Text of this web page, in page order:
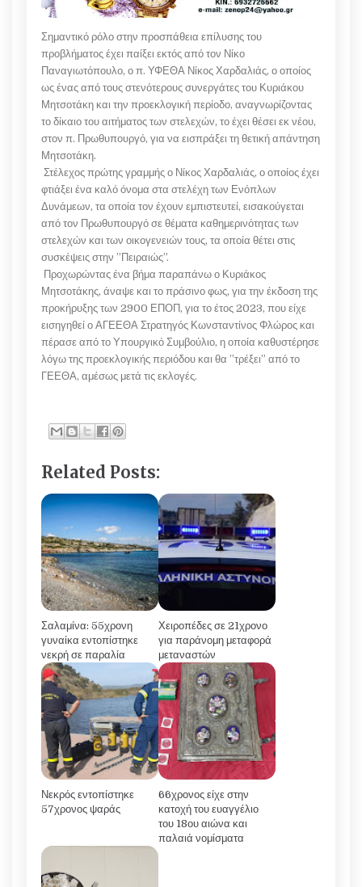
Σημαντικό ρόλο στην προσπάθεια επίλυσης του
προβλήματος έχει παίξει εκτός από τον Νίκο
Παναγιωτόπουλο, ο π. ΥΦΕΘΑ Νίκος Χαρδαλιάς, ο οποίος
ως ένας από τους στενότερους συνεργάτες του Κυριάκου
Μητσοτάκη και την προεκλογική περίοδο, αναγνωρίζοντας
το δίκαιο του αιτήματος των στελεχών, το έχει θέσει εκ νέου,
στον π. Πρωθυπουργό, για να εισπράξει τη θετική απάντηση
Μητσοτάκη.
Στέλεχος πρώτης γραμμής ο Νίκος Χαρδαλιάς, ο οποίος έχει
φτιάξει ένα καλό όνομα στα στελέχη των Ενόπλων
Δυνάμεων, τα οποία τον έχουν εμπιστευτεί, εισακούγεται
από τον Πρωθυπουργό σε θέματα καθημερινότητας των
στελεχών και των οικογενειών τους, τα οποία θέτει στις
συσκέψεις στην ”Πειραιώς”.
Προχωρώντας ένα βήμα παραπάνω ο Κυριάκος
Μητσοτάκης, άναψε και το πράσινο φως, για την έκδοση της
προκήρυξης των 2900 ΕΠΟΠ, για το έτος 2023, που είχε
εισηγηθεί ο ΑΓΕΕΘΑ Στρατηγός Κωνσταντίνος Φλώρος και
πέρασε από το Υπουργικό Συμβούλιο, η οποία καθυστέρησε
λόγω της προεκλογικής περιόδου και θα ”τρέξει” από το
ΓΕΕΘΑ, αμέσως μετά τις εκλογές.
Related Posts:
Σαλαμίνα: 55χρονη
γυναίκα εντοπίστηκε
νεκρή σε παραλία
Χειροπέδες σε 21χρονο
για παράνομη μεταφορά
μεταναστών
Νεκρός εντοπίστηκε
57χρονος ψαράς
66χρονος είχε στην
κατοχή του ευαγγέλιο
του 18ου αιώνα και
παλαιά νομίσματα